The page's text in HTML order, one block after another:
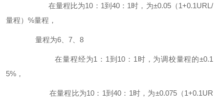
在量程比为10：1到40：1时，为±0.05（1+0.1URL/
量程）%量程，
量程为6、7、8
在量程经为1：1到10：1时，为调校量程的±0.1
5%，
在量程比为10：1到40：1时，为±0.075（1+0.1UR